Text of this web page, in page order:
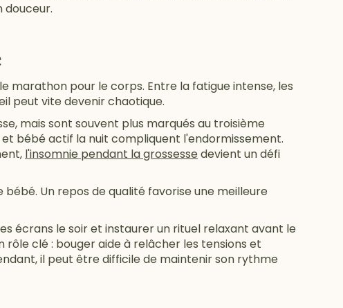
marathon pour le corps. Entre la fatigue intense, les
peut vite devenir chaotique.
mais sont souvent plus marqués au troisième
bébé actif la nuit compliquent l'endormissement.
l'insomnie pendant la grossessedevient un défi
Un repos de qualité favorise une meilleure
écrans le soir et instaurer un rituel relaxant avant le
rôle clé : bouger aide à relâcher les tensions et
il peut être difficile de maintenir son rythme